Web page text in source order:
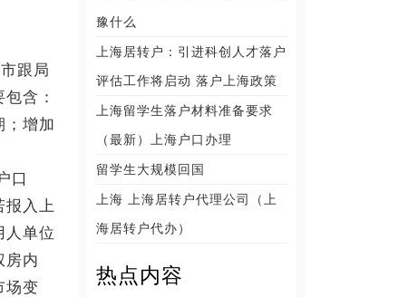
跟局
含：
；增加
口
报入上
人单位
房内
场变
豫什么
上海居转户：引进科创人才落户
评估工作将启动 落户上海政策
上海留学生落户材料准备要求
（最新）上海户口办理
留学生大规模回国
上海 上海居转户代理公司（上
海居转户代办）
热点内容